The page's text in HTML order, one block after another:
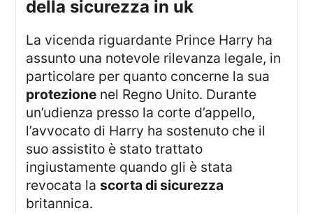
della sicurezza in uk
La vicenda riguardante Prince Harry ha
assunto una notevole rilevanza legale, in
particolare per quanto concerne la sua
protezione nel Regno Unito. Durante
un’udienza presso la corte d’appello,
l’avvocato di Harry ha sostenuto che il
suo assistito è stato trattato
ingiustamente quando gli è stata
revocata lascorta di sicurezza
britannica.